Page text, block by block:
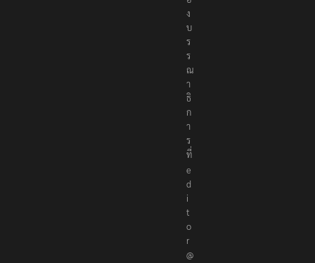
ง
บ
ร
ร
ณ
า
ธิ
ก
า
ร
ที่
e
d
i
t
o
r
@